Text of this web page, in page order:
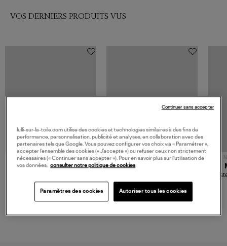
VOS DERNIERS PRODUITS VUS
480,00 €
JEROME DREYFUSS
Champagne
NOUVELLE COLLECTION
189,00 €
Mousse
lulli-sur-la-toile.com utilise des cookies et technologies similaires à des fins de
performance, personnalisation, publicité et analyses, en collaboration avec des
partenaires tels que Google. Vous pouvez configurer vos choix via « Paramétrer »,
accepter l’ensemble des cookies (« J’accepte ») ou refuser ceux non strictement
nécessaires (« Continuer sans accepter »). Pour en savoir plus sur l’utilisation de
vos données, consulter notre politique de cookies
Paramètres des cookies Autoriser tous les cookies
Continuer sans accepter